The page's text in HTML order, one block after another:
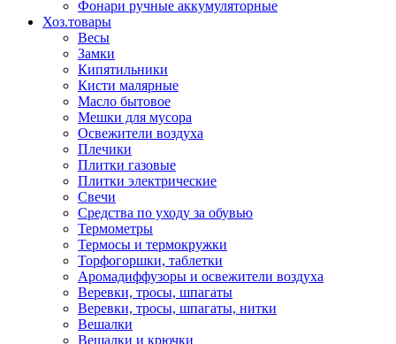
Фонари ручные аккумуляторные
Хоз.товары
Весы
Замки
Кипятильники
Кисти малярные
Масло бытовое
Мешки для мусора
Освежители воздуха
Плечики
Плитки газовые
Плитки электрические
Свечи
Средства по уходу за обувью
Термометры
Термосы и термокружки
Торфогоршки, таблетки
Аромадиффузоры и освежители воздуха
Веревки, тросы, шпагаты
Веревки, тросы, шпагаты, нитки
Вешалки
Вешалки и крючки